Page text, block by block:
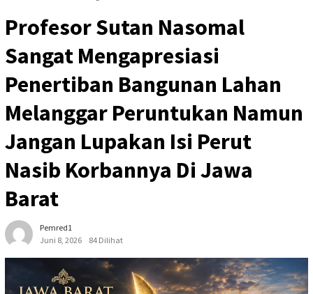
Profesor Sutan Nasomal
Sangat Mengapresiasi
Penertiban Bangunan Lahan
Melanggar Peruntukan Namun
Jangan Lupakan Isi Perut
Nasib Korbannya Di Jawa
Barat
Pemred1
Juni 8, 2026
84 Dilihat